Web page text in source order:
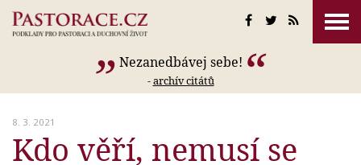
Nezanedbávej sebe!
-archív citátů
8. 3. 2021
Kdo věří, nemusí se